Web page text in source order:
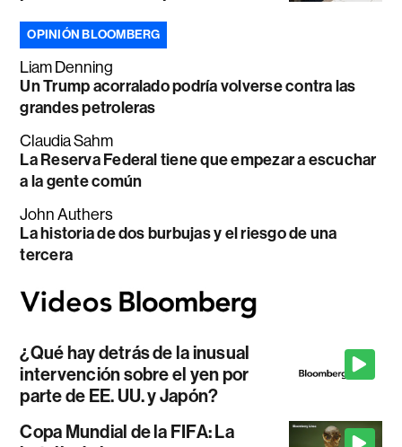
OPINIÓN BLOOMBERG
Liam Denning
Un Trump acorralado podría volverse contra las
grandes petroleras
Claudia Sahm
La Reserva Federal tiene que empezar a escuchar
a la gente común
John Authers
La historia de dos burbujas y el riesgo de una
tercera
¿Qué hay detrás de la inusual
intervención sobre el yen por
parte de EE. UU. y Japón?
Copa Mundial de la FIFA: La